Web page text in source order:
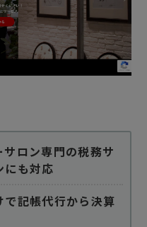
ロン専門の税務サ
にも対応
記帳代行から決算